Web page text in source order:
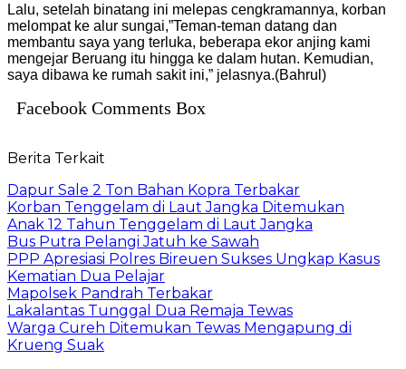
Lalu, setelah binatang ini melepas cengkramannya, korban
melompat ke alur sungai,”Teman-teman datang dan
membantu saya yang terluka, beberapa ekor anjing kami
mengejar Beruang itu hingga ke dalam hutan. Kemudian,
saya dibawa ke rumah sakit ini,” jelasnya.(Bahrul)
Facebook Comments Box
Berita Terkait
Dapur Sale 2 Ton Bahan Kopra Terbakar
Korban Tenggelam di Laut Jangka Ditemukan
Anak 12 Tahun Tenggelam di Laut Jangka
Bus Putra Pelangi Jatuh ke Sawah
PPP Apresiasi Polres Bireuen Sukses Ungkap Kasus
Kematian Dua Pelajar
Mapolsek Pandrah Terbakar
Lakalantas Tunggal Dua Remaja Tewas
Warga Cureh Ditemukan Tewas Mengapung di
Krueng Suak